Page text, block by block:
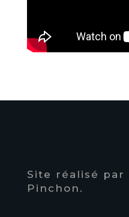
Site réalisé par
Pinchon.